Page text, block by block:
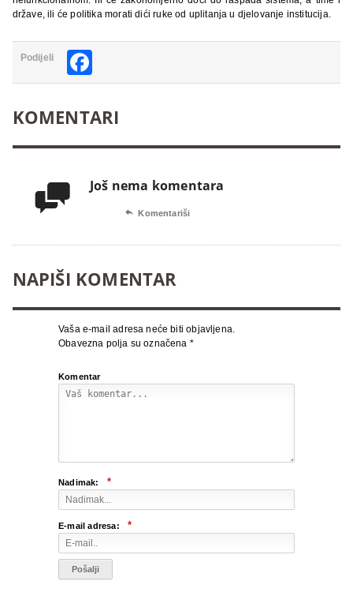
države, ili će politika morati dići ruke od uplitanja u djelovanje institucija.
Podijeli
KOMENTARI
 Još nema komentara
 Komentariši
NAPIŠI KOMENTAR
Vaša e-mail adresa neće biti objavljena.
Obavezna polja su označena *
Komentar
Nadimak: *
E-mail adresa: *